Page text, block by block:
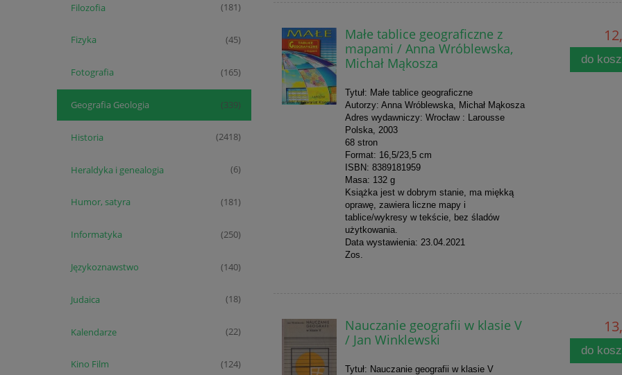
Filozofia (181)
Fizyka (45)
Fotografia (165)
Geografia Geologia (339)
Historia (2418)
Heraldyka i genealogia (6)
Humor, satyra (181)
Informatyka (250)
Językoznawstwo (140)
Judaica (18)
Kalendarze (22)
Kino Film (124)
Małe tablice geograficzne z
mapami / Anna Wróblewska,
Michał Mąkosza
Tytuł: Małe tablice geograficzne
Autorzy: Anna Wróblewska, Michał Mąkosza
Adres wydawniczy: Wrocław : Larousse
Polska, 2003
68 stron
Format: 16,5/23,5 cm
ISBN: 8389181959
Masa: 132 g
Książka jest w dobrym stanie, ma miękką
oprawę, zawiera liczne mapy i
tablice/wykresy w tekście, bez śladów
użytkowania.
Data wystawienia: 23.04.2021
Zos.
do
Nauczanie geografii w klasie V
/ Jan Winklewski
Tytuł: Nauczanie geografii w klasie V
do